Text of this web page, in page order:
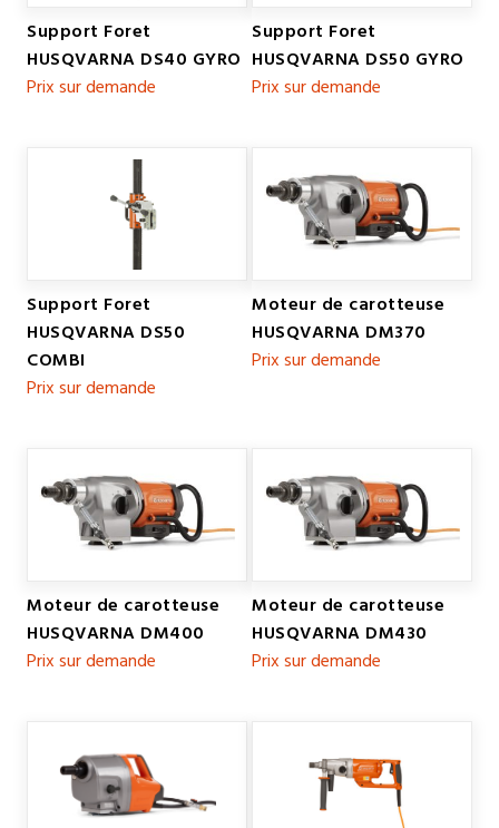
Support Foret
HUSQVARNA DS40 GYRO
Prix sur demande
Support Foret
HUSQVARNA DS50 GYRO
Prix sur demande
Support Foret
HUSQVARNA DS50
COMBI
Prix sur demande
Moteur de carotteuse
HUSQVARNA DM370
Prix sur demande
Moteur de carotteuse
HUSQVARNA DM400
Prix sur demande
Moteur de carotteuse
HUSQVARNA DM430
Prix sur demande